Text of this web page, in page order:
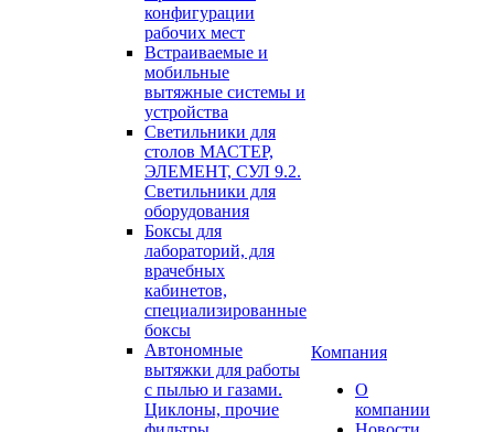
конфигурации
рабочих мест
Встраиваемые и
мобильные
вытяжные системы и
устройства
Светильники для
столов МАСТЕР,
ЭЛЕМЕНТ, СУЛ 9.2.
Светильники для
оборудования
Боксы для
лабораторий, для
врачебных
кабинетов,
специализированные
боксы
Автономные
вытяжки для работы
с пылью и газами.
Циклоны, прочие
Компания
О
компании